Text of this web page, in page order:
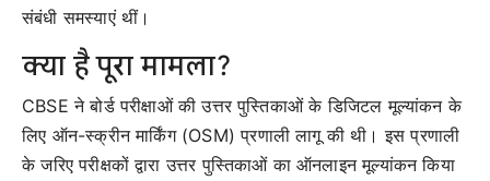
संबंधी समस्याएं थीं।
क्या है पूरा मामला?
CBSE ने बोर्ड परीक्षाओं की उत्तर पुस्तिकाओं के डिजिटल मूल्यांकन के
लिए ऑन-स्क्रीन मार्किंग (OSM) प्रणाली लागू की थी। इस प्रणाली
के जरिए परीक्षकों द्वारा उत्तर पुस्तिकाओं का ऑनलाइन मूल्यांकन किया